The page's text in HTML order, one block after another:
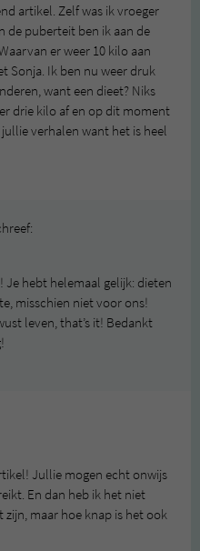
artikel. Zelf was ik vroeger
de puberteit ben ik aan de
er weer 10 kilo aan
Sonja. Ik ben nu weer druk
want een dieet? Niks
drie kilo af en op dit moment
verhalen want het is heel
Je hebt helemaal gelijk: dieten
misschien niet voor ons!
leven, that’s it! Bedankt
Jullie mogen echt onwijs
En dan heb ik het niet
zijn, maar hoe knap is het ook